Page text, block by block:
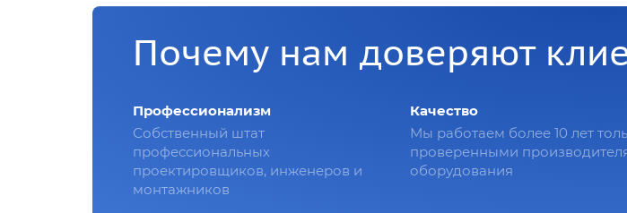
Почему нам доверяют
Профессионализм
Собственный штат
профессиональных
проектировщиков, инженеров и
монтажников
Качество
Мы работаем более 10 лет
проверенными
оборудования